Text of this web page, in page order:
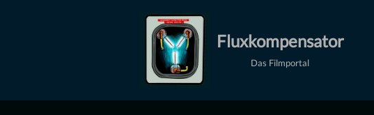
Fluxkompensator
Das Filmportal